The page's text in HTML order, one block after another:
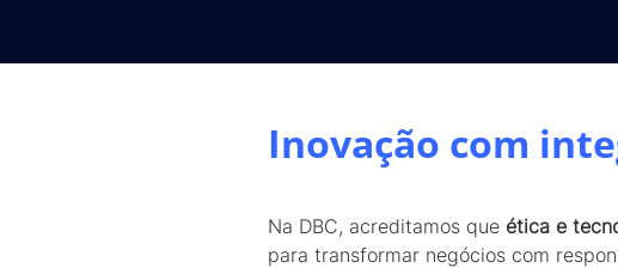
Inovação com
Na DBC, acreditamos que ética e
para transformar negócios com